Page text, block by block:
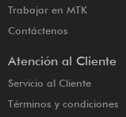
Trabajar en MTK
Contáctenos
Atención al Cliente
Servicio al Cliente
Términos y condiciones